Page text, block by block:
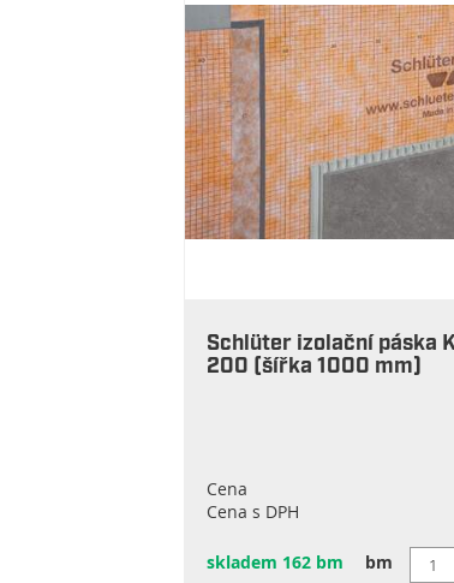
Schlüter izolační páska
200 (šířka 1000 mm)
Cena
Cena s DPH
skladem 162 bm bm